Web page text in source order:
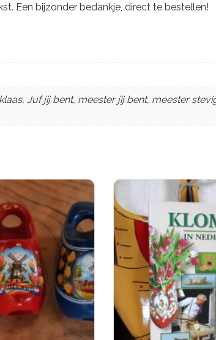
Een bijzonder bedankje, direct te bestellen!
Juf jij bent, meester jij bent, meester